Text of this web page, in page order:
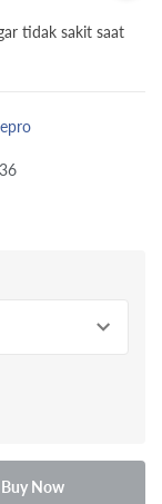
tidak sakit saat
Buy Now